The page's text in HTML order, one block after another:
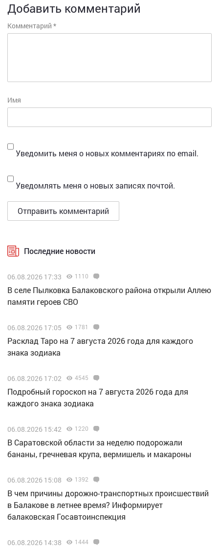
Добавить комментарий
Комментарий *
Имя
Уведомить меня о новых комментариях по email.
Уведомлять меня о новых записях почтой.
Последние новости
06.08.2026 17:33 1110
В селе Пылковка Балаковского района открыли Аллею
памяти героев СВО
06.08.2026 17:05 1781
Расклад Таро на 7 августа 2026 года для каждого
знака зодиака
06.08.2026 17:02 4545
Подробный гороскоп на 7 августа 2026 года для
каждого знака зодиака
06.08.2026 15:42 1220
В Саратовской области за неделю подорожали
бананы, гречневая крупа, вермишель и макароны
06.08.2026 15:08 1392
В чем причины дорожно-транспортных происшествий
в Балакове в летнее время? Информирует
балаковская Госавтоинспекция
06.08.2026 14:38 1444